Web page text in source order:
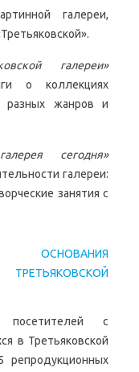
галереи,
галереи»
о коллекциях
разных жанров и
сегодня»
галереи:
занятия с
с
в Третьяковской
репродукционных